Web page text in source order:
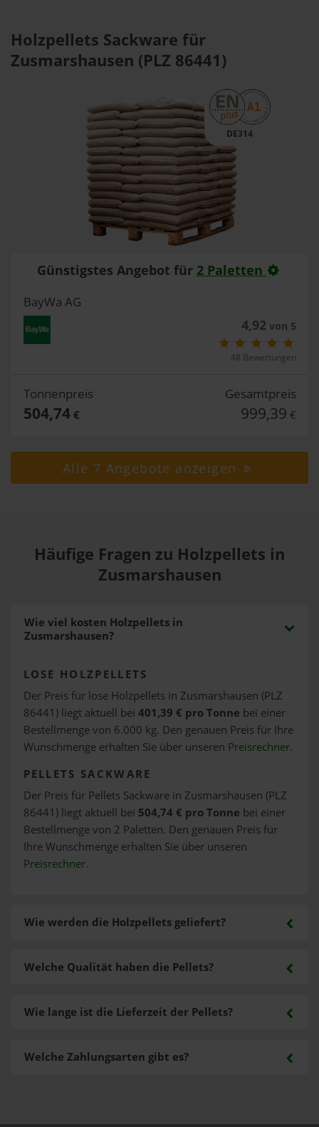
Holzpellets Sackware für
Zusmarshausen (PLZ 86441)
DE314
Günstigstes Angebot für 2 Paletten
BayWa AG
4,92von 5
48 Bewertungen
Tonnenpreis
504,74€
Gesamtpreis
999,39 €
Alle 7 Angebote anzeigen
Häufige Fragen zu Holzpellets in
Zusmarshausen
Wie viel kosten Holzpellets in
Zusmarshausen?
LOSE HOLZPELLETS
Der Preis für lose Holzpellets in Zusmarshausen (PLZ
86441) liegt aktuell bei 401,39 € pro Tonne bei einer
Bestellmenge von 6.000 kg. Den genauen Preis für Ihre
Wunschmenge erhalten Sie über unseren Preisrechner.
PELLETS SACKWARE
Der Preis für Pellets Sackware in Zusmarshausen (PLZ
86441) liegt aktuell bei 504,74 € pro Tonne bei einer
Bestellmenge von 2 Paletten. Den genauen Preis für
Ihre Wunschmenge erhalten Sie über unseren
Preisrechner.
Wie werden die Holzpellets geliefert?
Welche Zahlungsarten gibt es?
Welche Qualität haben die Pellets?
Wie lange ist die Lieferzeit der Pellets?